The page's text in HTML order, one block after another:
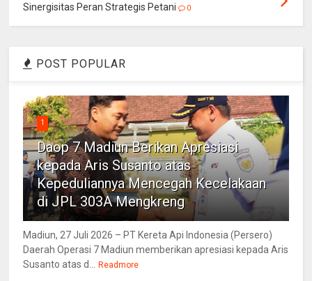
Sinergisitas Peran Strategis Petani
0
POST POPULAR
1
Daop 7 Madiun Berikan Apresiasi
kepada Aris Susanto atas
Kepeduliannya Mencegah Kecelakaan
di JPL 303A Mengkreng
Madiun, 27 Juli 2026 – PT Kereta Api Indonesia (Persero)
Daerah Operasi 7 Madiun memberikan apresiasi kepada Aris
Susanto atas d...
Readmore